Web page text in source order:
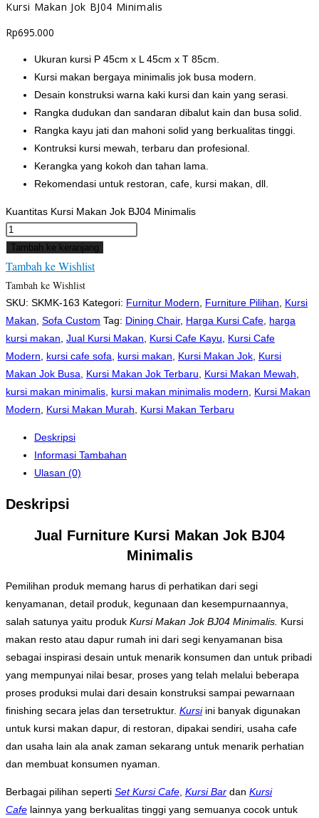
Kursi Makan Jok BJ04 Minimalis
Rp695.000
Ukuran kursi P 45cm x L 45cm x T 85cm.
Kursi makan bergaya minimalis jok busa modern.
Desain konstruksi warna kaki kursi dan kain yang serasi.
Rangka dudukan dan sandaran dibalut kain dan busa solid.
Rangka kayu jati dan mahoni solid yang berkualitas tinggi.
Kontruksi kursi mewah, terbaru dan profesional.
Kerangka yang kokoh dan tahan lama.
Rekomendasi untuk restoran, cafe, kursi makan, dll.
Kuantitas Kursi Makan Jok BJ04 Minimalis
Tambah ke keranjang
Tambah ke Wishlist
Tambah ke Wishlist
SKU: SKMK-163 Kategori: Furnitur Modern Furniture Pilihan
Kursi
Makan Sofa Custom Tag: Dining Chair, Harga Kursi Cafe harga
kursi makan Jual Kursi Makan Kursi Cafe Kayu
Kursi Cafe
Modern
kursi cafe sofa kursi makan Kursi Makan Jok Kursi
Makan Jok Busa
Kursi Makan Jok Terbaru Kursi Makan Mewah
kursi makan minimalis kursi makan minimalis modern
Kursi Makan
Modern
Kursi Makan Murah Kursi Makan Terbaru
Deskripsi
Informasi Tambahan
Ulasan (0)
Deskripsi
Jual Furniture Kursi Makan Jok BJ04
Minimalis
Pemilihan produk memang harus di perhatikan dari segi
kenyamanan, detail produk, kegunaan dan kesempurnaannya,
salah satunya yaitu produk Kursi Makan Jok BJ04 Minimalis. Kursi
makan resto atau dapur rumah ini dari segi kenyamanan bisa
sebagai inspirasi desain untuk menarik konsumen dan untuk pribadi
yang mempunyai nilai besar, proses yang telah melalui beberapa
proses produksi mulai dari desain konstruksi sampai pewarnaan
finishing secara jelas dan tersetruktur. Kursiini banyak digunakan
untuk kursi makan dapur, di restoran, dipakai sendiri, usaha cafe
dan usaha lain ala anak zaman sekarang untuk menarik perhatian
dan membuat konsumen nyaman.
Berbagai pilihan seperti Set Kursi Cafe Kursi Bar dan Kursi
Cafe lainnya yang berkualitas tinggi yang semuanya cocok untuk